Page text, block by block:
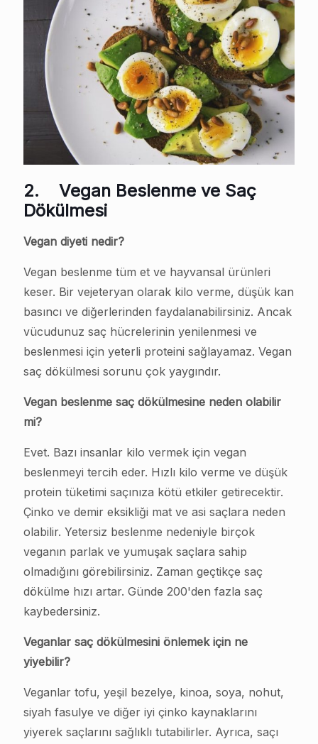
2. Vegan Beslenme ve Saç
Dökülmesi
Vegan diyeti nedir?
Vegan beslenme tüm et ve hayvansal ürünleri
keser. Bir vejeteryan olarak kilo verme, düşük kan
basıncı ve diğerlerinden faydalanabilirsiniz. Ancak
vücudunuz saç hücrelerinin yenilenmesi ve
beslenmesi için yeterli proteini sağlayamaz. Vegan
saç dökülmesi sorunu çok yaygındır.
Vegan beslenme saç dökülmesine neden olabilir
mi?
Evet. Bazı insanlar kilo vermek için vegan
beslenmeyi tercih eder. Hızlı kilo verme ve düşük
protein tüketimi saçınıza kötü etkiler getirecektir.
Çinko ve demir eksikliği mat ve asi saçlara neden
olabilir. Yetersiz beslenme nedeniyle birçok
veganın parlak ve yumuşak saçlara sahip
olmadığını görebilirsiniz. Zaman geçtikçe saç
dökülme hızı artar. Günde 200'den fazla saç
kaybedersiniz.
Veganlar saç dökülmesini önlemek için ne
yiyebilir?
Veganlar tofu, yeşil bezelye, kinoa, soya, nohut,
siyah fasulye ve diğer iyi çinko kaynaklarını
yiyerek saçlarını sağlıklı tutabilirler. Ayrıca, saçı